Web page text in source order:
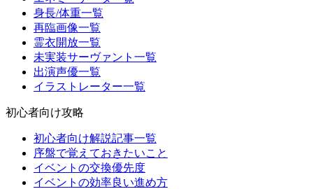
身長/体重一覧
再臨画像一覧
霊衣開放一覧
未実装サーヴァント一覧
出演声優一覧
イラストレーター一覧
初心者向け攻略
初心者向け解説記事一覧
序盤で覚えておきたいこと
イベントの交換優先度
イベントの効率良い進め方